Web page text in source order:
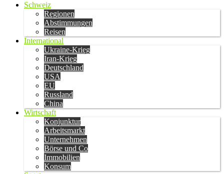
Schweiz
Regionen
Abstimmungen
Reisen
International
Ukraine-Krieg
Iran-Krieg
Deutschland
USA
EU
Russland
China
Wirtschaft
Konjunktur
Arbeitsmarkt
Unternehmen
Börse und Co
Immobilien
Konsum